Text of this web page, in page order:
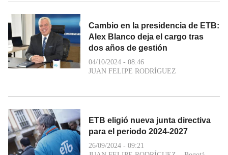
Cambio en la presidencia de ETB:
Alex Blanco deja el cargo tras
dos años de gestión
04/10/2024 - 08:46
JUAN FELIPE RODRÍGUEZ
ETB eligió nueva junta directiva
para el periodo 2024-2027
26/09/2024 - 09:21